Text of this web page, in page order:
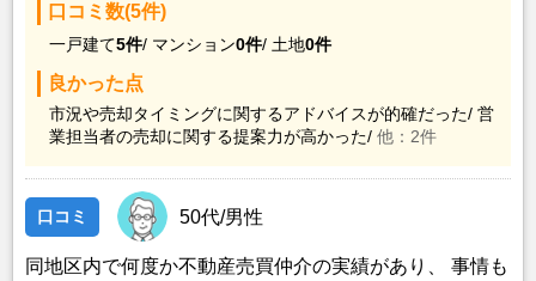
口コミ数(5件)
一戸建て5件/ マンション0件/ 土地0件
良かった点
市況や売却タイミングに関するアドバイスが的確だった/ 営
業担当者の売却に関する提案力が高かった/ 他：2件
口コミ 50代/男性
同地区内で何度か不動産売買仲介の実績があり、 事情も